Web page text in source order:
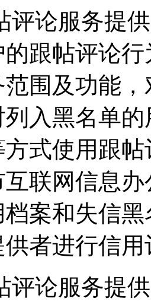
评论服务提
的跟帖评论
围及功能
入黑名单
式使用跟
互联网信息
案和失信
者进行信用
评论服务提